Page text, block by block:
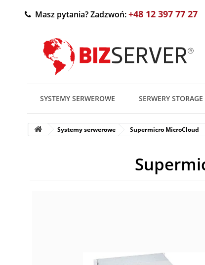
Masz pytania? Zadzwoń:+48 12 397 77 27
SYSTEMY SERWEROWE SERWERY STORAGE
Systemy serwerowe Supermicro MicroCloud